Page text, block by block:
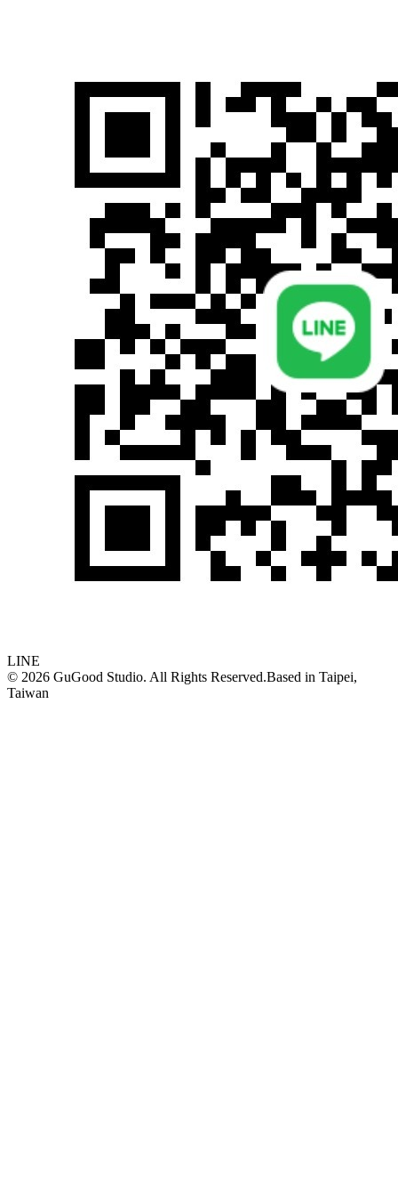
LINE
© 2026 GuGood Studio. All Rights Reserved.Based in Taipei,
Taiwan